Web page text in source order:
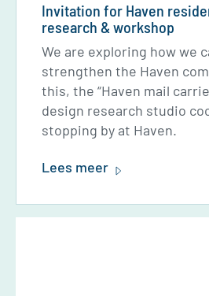
Invitation for Haven
research & workshop
We are exploring how we
strengthen the Haven
this, the “Haven mail
design research studio
stopping by at Haven.
Lees meer